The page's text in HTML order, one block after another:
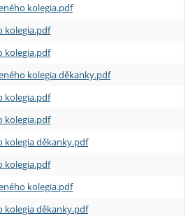
kolegia.pdf
kolegia.pdf
kolegia.pdf
kolegia děkanky.pdf
kolegia.pdf
kolegia.pdf
kolegia děkanky.pdf
kolegia.pdf
kolegia.pdf
kolegia děkanky.pdf